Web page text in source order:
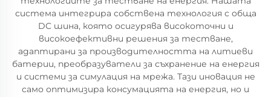
система интегрира собствена технология с обща
DC шина, която осигурява високоточни и
високоефективни решения за тестване,
адаптирани за производителността на литиеви
батерии, преобразуватели за съхранение на енергия
и системи за симулация на мрежа. Тази иновация не
само оптимизира консумацията на енергия, но и